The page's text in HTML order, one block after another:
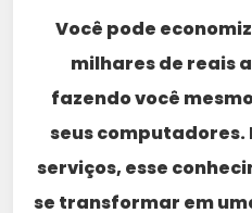
Você pode
milhares de reais
fazendo você
seus computadores.
serviços, esse
se transformar em